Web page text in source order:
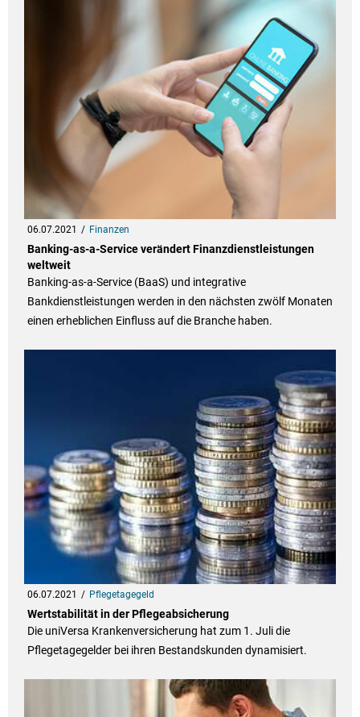
06.07.2021 Finanzen
Banking-as-a-Service verändert Finanzdienstleistungen
weltweit
Banking-as-a-Service (BaaS) und integrative
Bankdienstleistungen werden in den nächsten zwölf Monaten
einen erheblichen Einfluss auf die Branche haben.
06.07.2021 Pflegetagegeld
Wertstabilität in der Pflegeabsicherung
Die uniVersa Krankenversicherung hat zum 1. Juli die
Pflegetagegelder bei ihren Bestandskunden dynamisiert.